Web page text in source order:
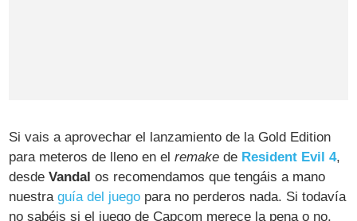
Si vais a aprovechar el lanzamiento de la Gold Edition
para meteros de lleno en elremake de Resident Evil 4,
desdeVandal os recomendamos que tengáis a mano
nuestraguía del juego para no perderos nada. Si todavía
no sabéis si el juego de Capcom merece la pena o no,